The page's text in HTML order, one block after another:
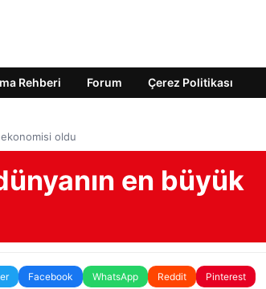
Rehberi Forum Çerez Politikası
oldu
en büyük
Facebook WhatsApp Reddit Pinterest